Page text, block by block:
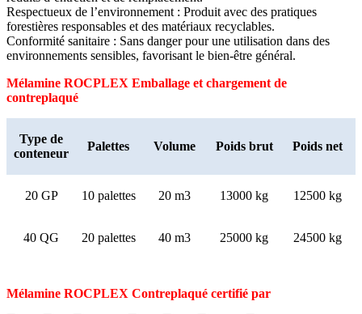
Respectueux de l’environnement : Produit avec des pratiques
forestières responsables et des matériaux recyclables.
Conformité sanitaire : Sans danger pour une utilisation dans des
environnements sensibles, favorisant le bien-être général.
Mélamine ROCPLEX Emballage et chargement de
contreplaqué
Type de
conteneur
Palettes Volume Poids brut Poids net
20 GP 10 palettes 20 m3 13000 kg 12500 kg
40 QG 20 palettes 40 m3 25000 kg 24500 kg
Mélamine ROCPLEX Contreplaqué certifié par